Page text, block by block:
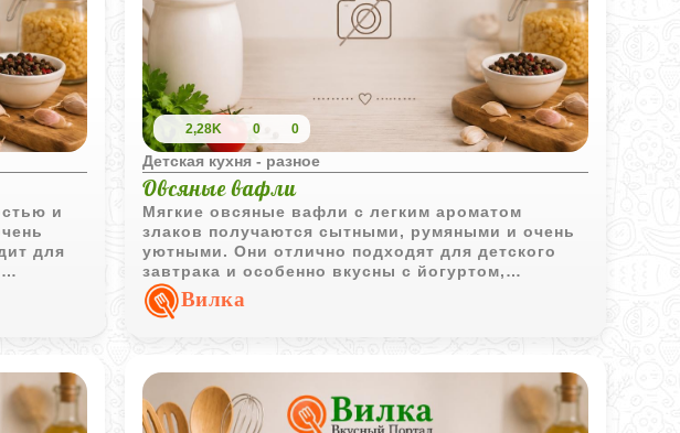
и
для
2,28K 0 0
Детская кухня - разное
Овсяные вафли
Мягкие овсяные вафли с легким ароматом
злаков получаются сытными, румяными и очень
уютными. Они отлично подходят для детского
завтрака и особенно вкусны с йогуртом,
фруктами или ягодным пюре.
Вилка